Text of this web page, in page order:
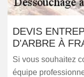
DEVIS
D'ARBRE À
Si vous souhaitez
équipe